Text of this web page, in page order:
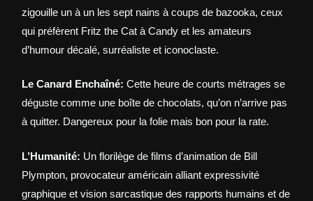
zigouille un à un les sept nains à coups de bazooka, ceux
qui préfèrent Fritz the Cat à Candy et les amateurs
d’humour décalé, surréaliste et iconoclaste.
Le Canard Enchaîné: Cette heure de courts métrages se
déguste comme une boîte de chocolats, qu’on n’arrive pas
à quitter. Dangereux pour la folie mais bon pour la rate.
L’Humanité: Un florilège de films d’animation de Bill
Plympton, provocateur américain alliant expressivité
graphique et vision sarcastique des rapports humains et de